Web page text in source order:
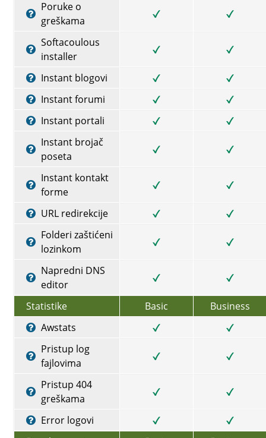
Poruke o
greškama
Softacoulous
installer
Instant blogovi
Instant forumi
Instant portali
Instant brojač
poseta
Instant kontakt
forme
URL redirekcije
Folderi zaštićeni
lozinkom
Napredni DNS
editor
Statistike
Basic
Business
Awstats
Pristup log
fajlovima
Pristup 404
greškama
Error logovi